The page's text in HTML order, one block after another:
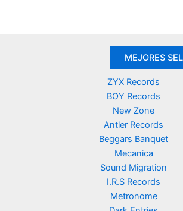
MEJORES
ZYX Records
BOY Records
New Zone
Antler Records
Beggars Banquet
Mecanica
Sound Migration
I.R.S Records
Metronome